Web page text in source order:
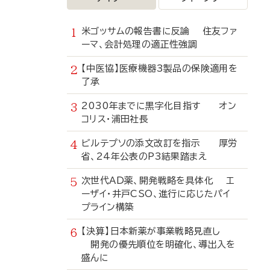
米ゴッサムの報告書に反論 住友ファ
ーマ、会計処理の適正性強調
【中医協】医療機器3製品の保険適用を
了承
2030年までに黒字化目指す オン
コリス・浦田社長
ビルテプソの添文改訂を指示 厚労
省、24年公表のP3結果踏まえ
次世代AD薬、開発戦略を具体化 エ
ーザイ・井戸CSO、進行に応じたパイ
プライン構築
【決算】日本新薬が事業戦略見直し
開発の優先順位を明確化、導出入を
盛んに